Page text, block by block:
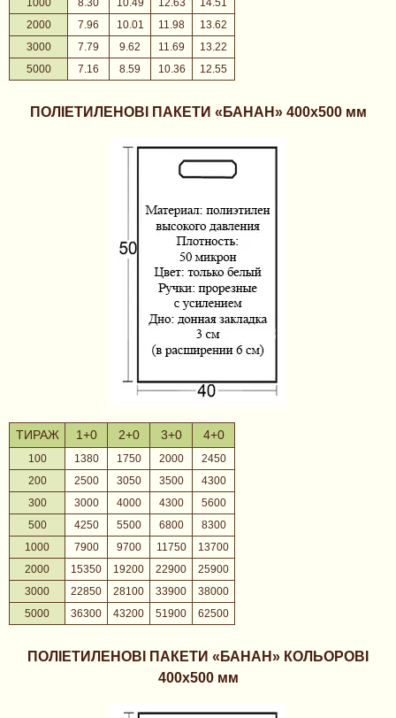
1000 8.30 10.49 12.63
14.51
2000
7.96 10.01 11.98
13.62
3000
7.79 9.62 11.69
13.22
5000
7.16 8.59 10.36 12.55
ПОЛІЕТИЛЕНОВІ ПАКЕТИ «БАНАН» 400х500 мм
ТИРАЖ 1+0 2+0 3+0 4+0
100 1380 1750 2000
2450
200
2500 3050 3500
4300
300
3000 4000 4300
5600
500
4250 5500 6800
8300
1000
7900 9700 11750
13700
2000
15350 19200 22900
25900
3000
22850 28100 33900
38000
5000
36300 43200 51900 62500
ПОЛІЕТИЛЕНОВІ ПАКЕТИ «БАНАН» КОЛЬОРОВІ
400х500 мм